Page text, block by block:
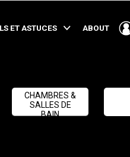
ET ASTUCES ABOUT
CHAMBRES &
SALLES DE
BAIN